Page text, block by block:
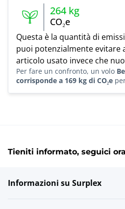
264 kg
CO₂e
Questa è la quantità di
puoi potenzialmente evitare
articolo usato invece che
Per fare un confronto, un volo
corrisponde a 169 kg di CO₂e
Tieniti informato, seguici ora
Informazioni su Surplex